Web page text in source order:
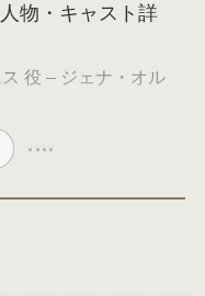
物・キャスト詳
役 – ジェナ・オル